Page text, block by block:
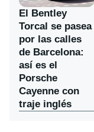
El Bentley
Torcal se pasea
por las calles
de Barcelona:
así es el
Porsche
Cayenne con
traje inglés